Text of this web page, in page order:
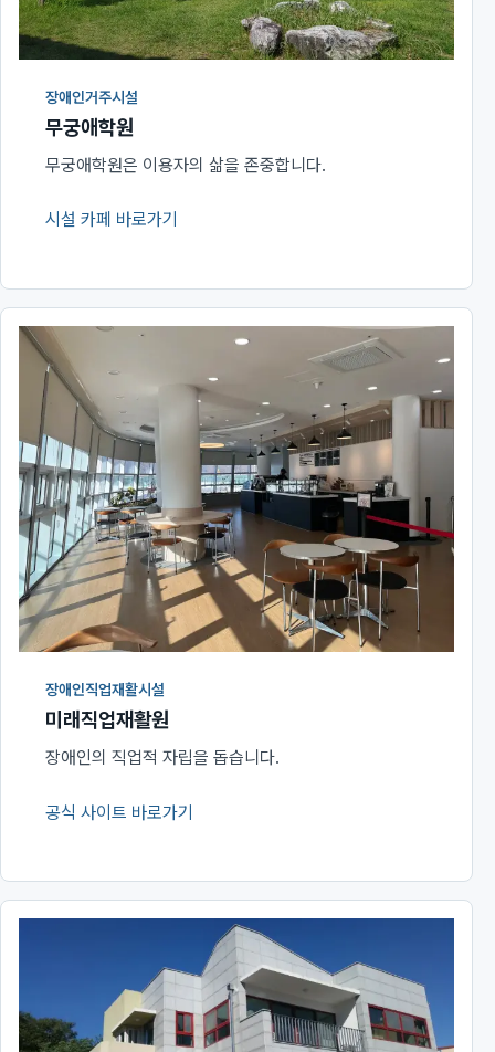
장애인거주시설
무궁애학원
무궁애학원은 이용자의 삶을 존중합니다.
시설 카페 바로가기
(새 창에서 열림)
장애인직업재활시설
미래직업재활원
장애인의 직업적 자립을 돕습니다.
공식 사이트 바로가기
(새 창에서 열림)